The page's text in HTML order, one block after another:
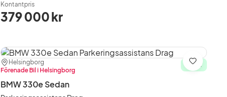
Kontantpris
379 000 kr
Plats:
Helsingborg
Återförsäljare:
Förenade Bil i Helsingborg
I lager
BMW 330e Sedan
Spara